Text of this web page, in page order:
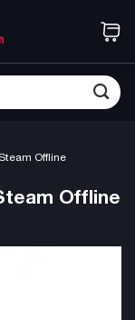
Steam Offline
Offline